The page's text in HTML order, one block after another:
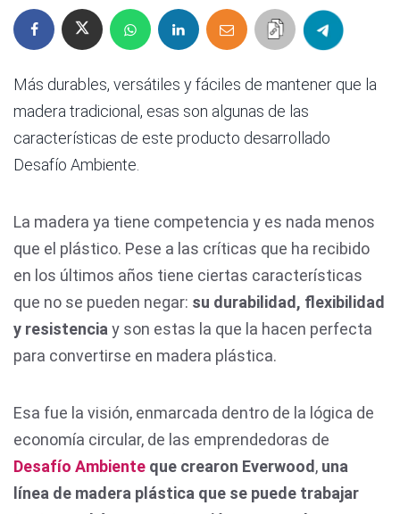
Más durables, versátiles y fáciles de mantener que la
madera tradicional, esas son algunas de las
características de este producto desarrollado
Desafío Ambiente.
La madera ya tiene competencia y es nada menos
que el plástico. Pese a las críticas que ha recibido
en los últimos años tiene ciertas características
que no se pueden negar: su durabilidad, flexibilidad
y resistencia y son estas la que la hacen perfecta
para convertirse en madera plástica.
Esa fue la visión, enmarcada dentro de la lógica de
economía circular, de las emprendedoras de
Desafío Ambiente que crearon Everwood , una
línea de madera plástica que se puede trabajar